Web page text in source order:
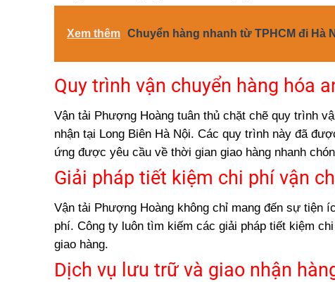
Xem thêm Chuyển hàng nhanh từ TPHCM đi Hà
Quy trình vận chuyển hàng hóa
Vận tải Phượng Hoàng tuân thủ chặt chẽ quy trình
nhận tại Long Biên Hà Nội. Các quy trình này đã
ứng được yêu cầu về thời gian giao hàng nhanh
Giải pháp tiết kiệm chi phí vận
Vận tải Phượng Hoàng không chỉ mang đến sự tiện
phí. Công ty luôn tìm kiếm các giải pháp tiết kiệm
giao hàng.
Dịch vụ lưu trữ và giao nhận